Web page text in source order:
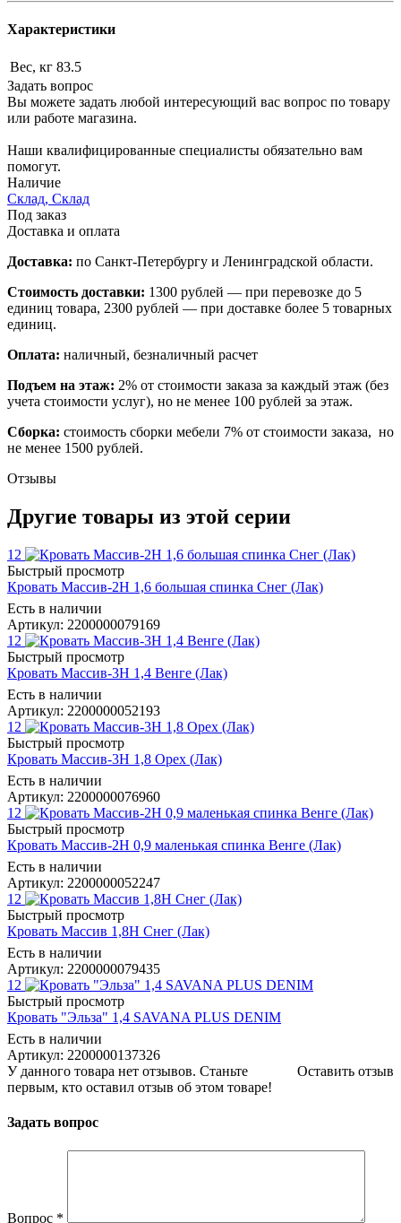
Характеристики
Вес, кг 83.5
Задать вопрос
Вы можете задать любой интересующий вас вопрос по товару
или работе магазина.
Наши квалифицированные специалисты обязательно вам
помогут.
Наличие
Склад, Склад
Под заказ
Доставка и оплата
Доставка: по Санкт-Петербургу и Ленинградской области.
Стоимость доставки: 1300 рублей — при перевозке до 5
единиц товара, 2300 рублей — при доставке более 5 товарных
единиц.
Оплата: наличный, безналичный расчет
Подъем на этаж: 2% от стоимости заказа за каждый этаж (без
учета стоимости услуг), но не менее 100 рублей за этаж.
Сборка: стоимость сборки мебели 7% от стоимости заказа, но
не менее 1500 рублей.
Отзывы
Другие товары из этой серии
12
Быстрый просмотр
Кровать Массив-2Н 1,6 большая спинка Снег (Лак)
Есть в наличии
Артикул: 2200000079169
12
Быстрый просмотр
Кровать Массив-3Н 1,4 Венге (Лак)
Есть в наличии
Артикул: 2200000052193
12
Быстрый просмотр
Кровать Массив-3Н 1,8 Орех (Лак)
Есть в наличии
Артикул: 2200000076960
12
Быстрый просмотр
Кровать Массив-2Н 0,9 маленькая спинка Венге (Лак)
Есть в наличии
Артикул: 2200000052247
12
Быстрый просмотр
Кровать Массив 1,8Н Снег (Лак)
Есть в наличии
Артикул: 2200000079435
12
Быстрый просмотр
Кровать "Эльза" 1,4 SAVANA PLUS DENIM
Есть в наличии
Артикул: 2200000137326
Оставить отзыв
У данного товара нет отзывов. Станьте
первым, кто оставил отзыв об этом товаре!
Задать вопрос
Вопрос *